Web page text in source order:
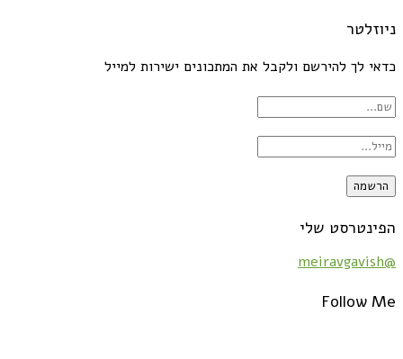
ניוזלטר
כדאי לך להירשם ולקבל את המתכונים ישירות למייל
הפינטרסט שלי
@meiravgavish
Follow Me